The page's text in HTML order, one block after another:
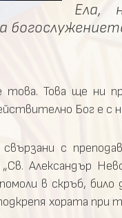
Ела,
това. Това ще ни
Бог е с
с
Александър
в скръб, било
хората при